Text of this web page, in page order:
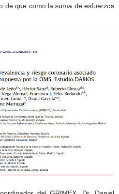
de que como la suma de esfuerzos